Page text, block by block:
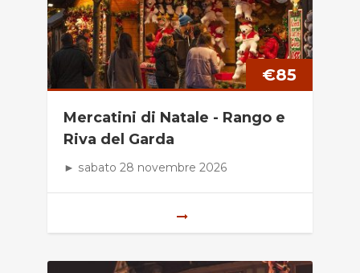
€85
Mercatini di Natale - Rango e
Riva del Garda
► sabato 28 novembre 2026